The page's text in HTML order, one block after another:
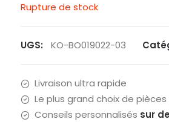
Rupture de stock
UGS: KO-BO019022-03
Livraison ultra rapide
Le plus grand choix de
Conseils personnalisés sur